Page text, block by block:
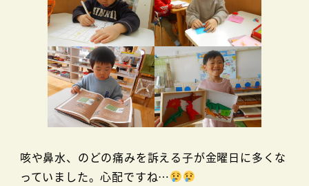
咳や鼻水、のどの痛みを訴える子が金曜日に多くな
っていました。心配ですね…